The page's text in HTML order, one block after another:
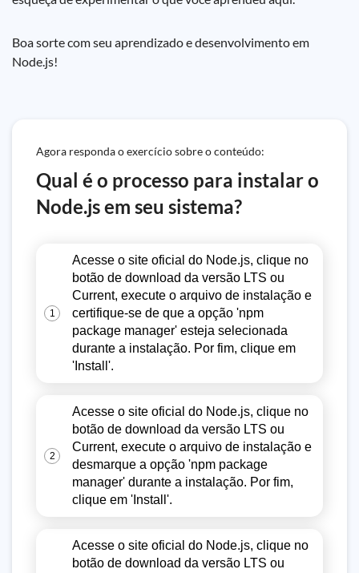
Boa sorte com seu aprendizado e desenvolvimento em
Node.js!
Agora responda o exercício sobre o conteúdo:
Qual é o processo para instalar o
Node.js em seu sistema?
1
Acesse o site oficial do Node.js, clique no
botão de download da versão LTS ou
Current, execute o arquivo de instalação e
certifique-se de que a opção 'npm
package manager' esteja selecionada
durante a instalação. Por fim, clique em
'Install'.
2
Acesse o site oficial do Node.js, clique no
botão de download da versão LTS ou
Current, execute o arquivo de instalação e
desmarque a opção 'npm package
manager' durante a instalação. Por fim,
clique em 'Install'.
Acesse o site oficial do Node.js, clique no
botão de download da versão LTS ou